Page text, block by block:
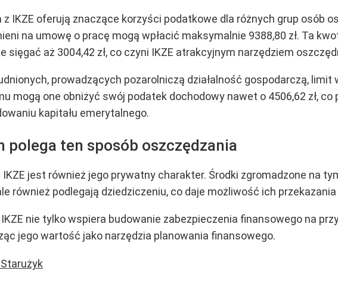
IKZE oferują znaczące korzyści podatkowe dla różnych grup osób
na umowę o pracę mogą wpłacić maksymalnie 9388,80 zł. Ta
sięgać aż 3004,42 zł, co czyni IKZE atrakcyjnym narzędziem
prowadzących pozarolniczą działalność gospodarczą,
mogą one obniżyć swój podatek dochodowy nawet o 4506,62 zł,
kapitału emerytalnego.
polega ten sposób oszczędzania
jest również jego prywatny charakter. Środki zgromadzone na
również podlegają dziedziczeniu, co daje możliwość ich
nie tylko wspiera budowanie zabezpieczenia finansowego na
jego wartość jako narzędzia planowania finansowego.